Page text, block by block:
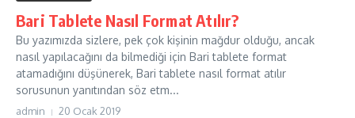
Bari Tablete Nasıl Format Atılır?
Bu yazımızda sizlere, pek çok kişinin mağdur olduğu, ancak
nasıl yapılacağını da bilmediği için Bari tablete format
atamadığını düşünerek, Bari tablete nasıl format atılır
sorusunun yanıtından söz etm...
admin 20 Ocak 2019